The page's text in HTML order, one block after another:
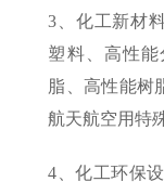
3、化工新材
塑料、高性
脂、高性能树
航天航空用特
4、化工环保